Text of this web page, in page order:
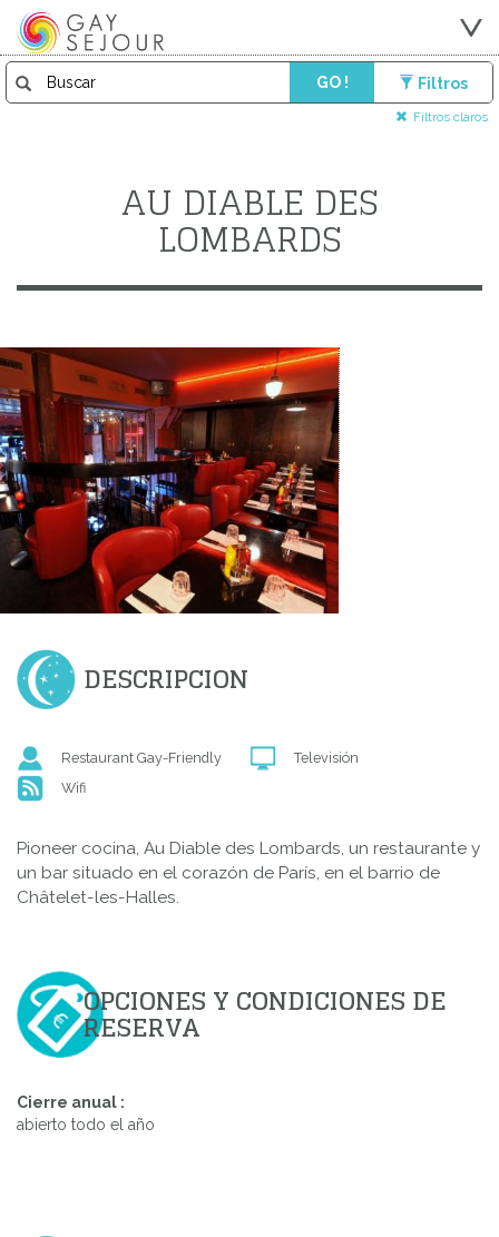
GO ! Filtros
Filtros claros
AU DIABLE DES
LOMBARDS
DESCRIPCION
Restaurant Gay-Friendly
Televisión
Wifi
Pioneer cocina, Au Diable des Lombards, un restaurante y
un bar situado en el corazón de París, en el barrio de
Châtelet-les-Halles.
OPCIONES Y CONDICIONES DE
RESERVA
Cierre anual :
abierto todo el año